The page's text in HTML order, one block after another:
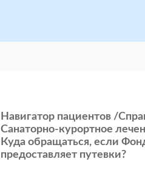
Навигатор пациентов
Санаторно-курортное
Куда обращаться, если
предоставляет путевки?